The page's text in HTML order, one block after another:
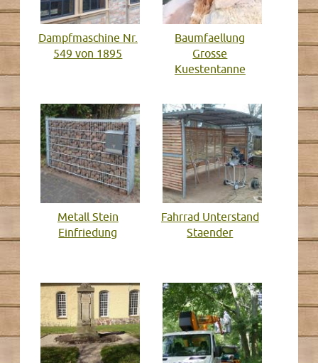
Dampfmaschine Nr.
549 von 1895
Baumfaellung
Grosse
Kuestentanne
Metall Stein
Einfriedung
Fahrrad Unterstand
Staender